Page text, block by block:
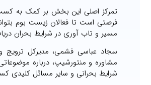
تمرکز اصلی این بخش بر کمک به
فرصتی است تا فعالان زیست بوم
مسیر و تاب آوری در شرایط بحران
سجاد عباسی فشمی، مدیرکل
مشاوره و منتورشیپ، درباره
شرایط بحرانی و سایر مسائل کلیدی